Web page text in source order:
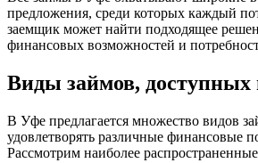
предложения, среди которых каждый
заемщик может найти подходящее
финансовых возможностей и
Виды займов,
В Уфе предлагается множество видов
удовлетворять различные финансовые
Рассмотрим наиболее